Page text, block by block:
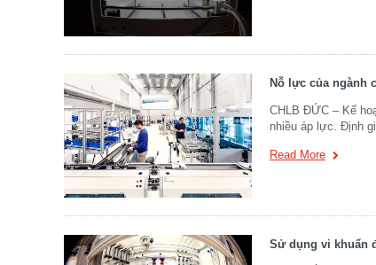
Nỗ lực của ngành
CHLB ĐỨC – Kế
nhiều áp lực. Định
Read More
Sử dụng vi khuẩn